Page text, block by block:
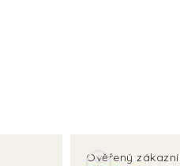
Ověřený